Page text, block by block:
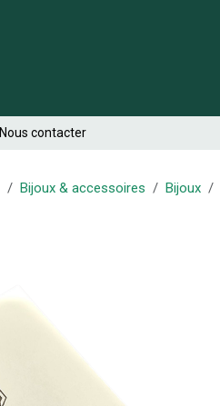
Nous contacter
Bijoux & accessoires Bijoux